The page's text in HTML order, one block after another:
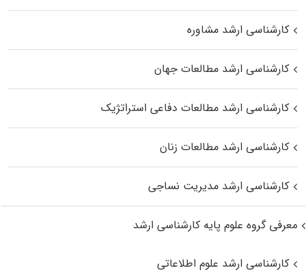
کارشناسی ارشد مشاوره
کارشناسی ارشد مطالعات جهان
کارشناسی ارشد مطالعات دفاعی استراتژیک
کارشناسی ارشد مطالعات زنان
کارشناسی ارشد مدیریت نساجی
معرفی گروه علوم پایه کارشناسی ارشد
کارشناسی ارشد علوم اطلاعاتی